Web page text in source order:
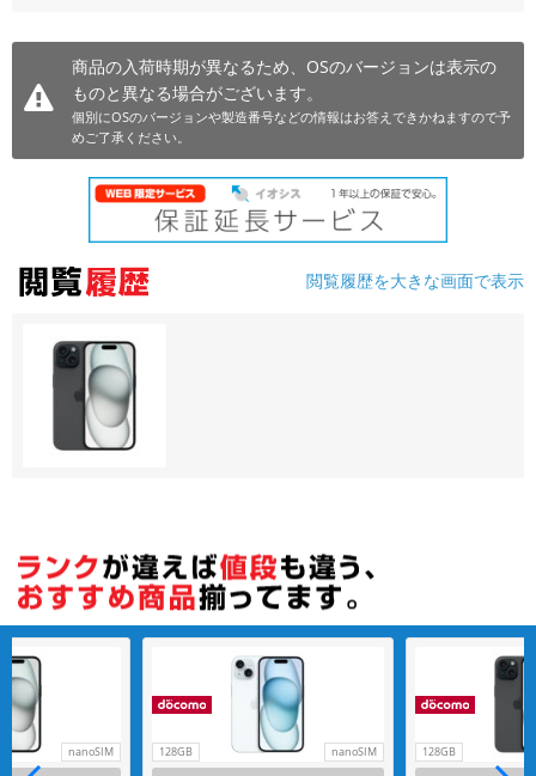
商品の入荷時期が異なるため、OSのバージョンは表示の
ものと異なる場合がございます。
個別にOSのバージョンや製造番号などの情報はお答えできかねますので予
めご了承ください。
閲覧履歴を大きな画面で表示
nanoSIM 128GB nanoSIM 128GB
年 月 まで
各項目のチェックボックスは「or検索」となります。
ただし機能別のみ「and検索」となります。